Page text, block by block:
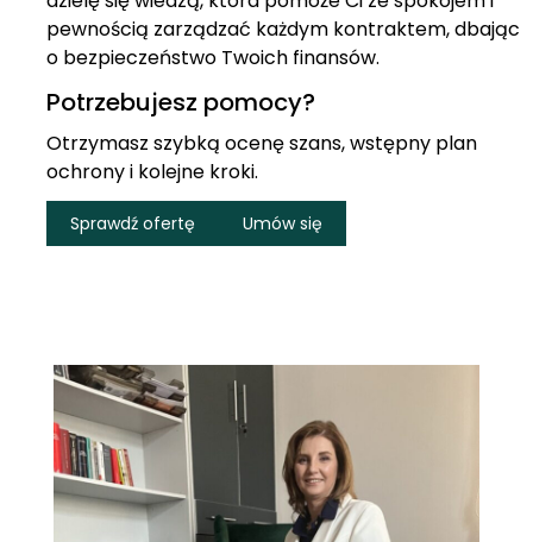
pewnością zarządzać każdym kontraktem, dbając
o bezpieczeństwo Twoich finansów.
Potrzebujesz pomocy?
Otrzymasz szybką ocenę szans, wstępny plan
ochrony i kolejne kroki.
Sprawdź ofertę Umów się